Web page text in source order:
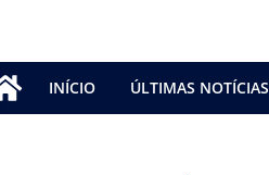
INÍCIO ÚLTIMAS NOTÍCIAS